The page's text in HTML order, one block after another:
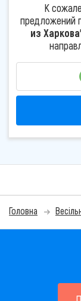
К
предложений
из
Головна